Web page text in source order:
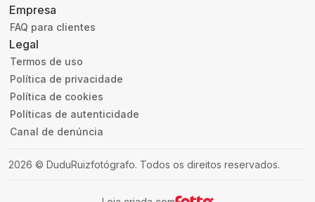
Empresa
FAQ para clientes
Legal
Termos de uso
Política de privacidade
Política de cookies
Políticas de autenticidade
Canal de denúncia
2026 © DuduRuizfotógrafo. Todos os direitos reservados.